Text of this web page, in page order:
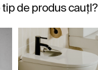
tip de produs cauțI?